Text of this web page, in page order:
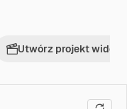
Utwórz projekt wideo